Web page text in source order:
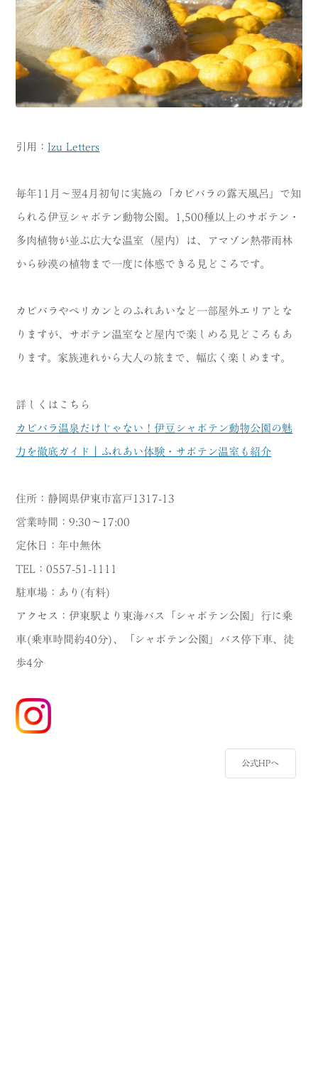
引用： Izu Letters
毎年11月〜翌4月初旬に実施の「カピバラの露天風呂」で知
られる伊豆シャボテン動物公園。1,500種以上のサボテン・
多肉植物が並ぶ広大な温室（屋内）は、アマゾン熱帯雨林
から砂漠の植物まで一度に体感できる見どころです。
カピバラやペリカンとのふれあいなど一部屋外エリアとな
りますが、サボテン温室など屋内で楽しめる見どころもあ
ります。家族連れから大人の旅まで、幅広く楽しめます。
詳しくはこちら
カピバラ温泉だけじゃない！伊豆シャボテン動物公園の魅
力を徹底ガイド｜ふれあい体験・サボテン温室も紹介
住所：静岡県伊東市富戸1317-13
営業時間：9:30～17:00
定休日：年中無休
TEL：0557-51-1111
駐車場：あり(有料)
アクセス：伊東駅より東海バス「シャボテン公園」行に乗
車(乗車時間約40分)、「シャボテン公園」バス停下車、徒
歩4分
公式HPへ